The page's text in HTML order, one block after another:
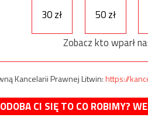
30 zł
50 zł
Zobacz kto wparł
Kancelarii Prawnej Litwin:https://
CI SIĘ TO CO ROBIMY?